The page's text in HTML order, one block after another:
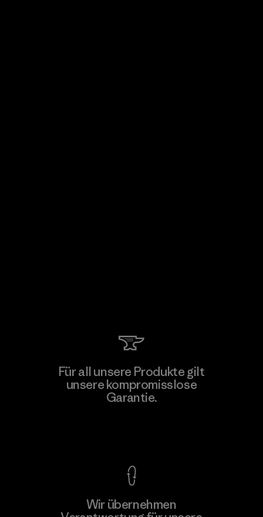
Für all unsere Produkte gilt
unsere kompromisslose
Garantie.
Wir übernehmen